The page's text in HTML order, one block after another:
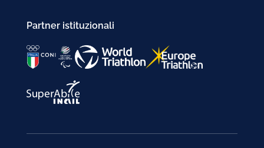
Partner istituzionali